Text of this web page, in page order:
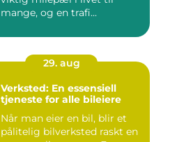
mange, og en trafi...
29. aug
Verksted: En essensiell
tjeneste for alle bileiere
Når man eier en bil, blir et
pålitelig bilverksted raskt en